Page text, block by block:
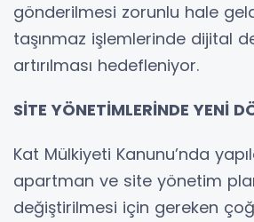
gönderilmesi zorunlu hale
taşınmaz işlemlerinde dijital
artırılması hedefleniyor.
SİTE YÖNETİMLERİNDE YENİ
Kat Mülkiyeti Kanunu’nda
apartman ve site yönetim
değiştirilmesi için gereken